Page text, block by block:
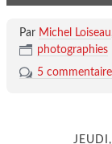
Par Michel Loiseau
photographies
5